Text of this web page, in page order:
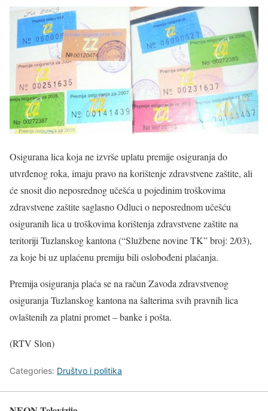
Osigurana lica koja ne izvrše uplatu premije osiguranja do
utvrđenog roka, imaju pravo na korištenje zdravstvene zaštite, ali
će snosit dio neposrednog učešća u pojedinim troškovima
zdravstvene zaštite saglasno Odluci o neposrednom učešću
osiguranih lica u troškovima korištenja zdravstvene zaštite na
teritoriji Tuzlanskog kantona (“Službene novine TK” broj: 2/03),
za koje bi uz uplaćenu premiju bili oslobođeni plaćanja.
Premija osiguranja plaća se na račun Zavoda zdravstvenog
osiguranja Tuzlanskog kantona na šalterima svih pravnih lica
ovlaštenih za platni promet – banke i pošta.
(RTV Slon)
Categories: Društvo i politika